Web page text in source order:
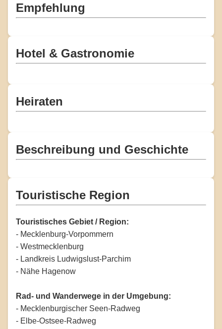
Empfehlung
Hotel & Gastronomie
Heiraten
Beschreibung und Geschichte
Touristische Region
Touristisches Gebiet / Region:
- Mecklenburg-Vorpommern
- Westmecklenburg
- Landkreis Ludwigslust-Parchim
- Nähe Hagenow
Rad- und Wanderwege in der Umgebung:
- Mecklenburgischer Seen-Radweg
- Elbe-Ostsee-Radweg